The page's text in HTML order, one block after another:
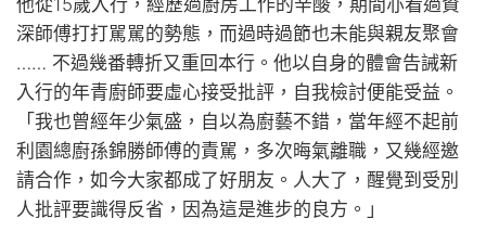
深師傅打打駡駡的勢態，而過時過節也未能與親友聚會
…… 不過幾番轉折又重回本行。他以自身的體會告誡新
入行的年青廚師要虛心接受批評，自我檢討便能受益。
「我也曾經年少氣盛，自以為廚藝不錯，當年經不起前
利園總廚孫錦勝師傅的責駡，多次晦氣離職，又幾經邀
請合作，如今大家都成了好朋友。人大了，醒覺到受別
人批評要識得反省，因為這是進步的良方。」